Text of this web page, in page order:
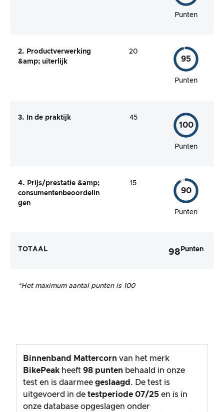
Punten
2. Productverwerking
&amp; uiterlijk
20
95
Punten
3. In de praktijk 45
100
Punten
4. Prijs/prestatie &amp;
consumentenbeoordelin
gen
15
90
Punten
TOTAAL 98 Punten
*Het maximum aantal punten is 100
Binnenband Mattercorn van het merk
BikePeak heeft 98 punten behaald in onze
test en is daarmeegeslaagd . De test is
uitgevoerd in detestperiode 07/25 en is in
onze database opgeslagen onder